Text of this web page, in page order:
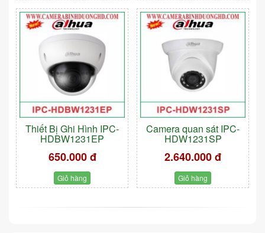
Thiết Bị Ghi Hình IPC-
HDBW1231EP
650.000 đ
Giỏ hàng
Camera quan sát IPC-
HDW1231SP
2.640.000 đ
Giỏ hàng